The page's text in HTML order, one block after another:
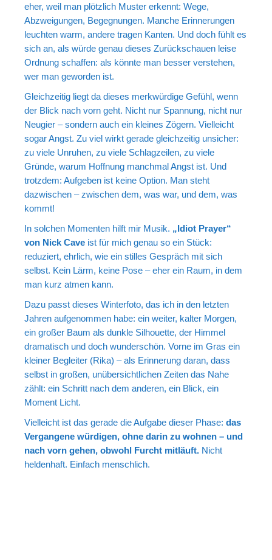
eher, weil man plötzlich Muster erkennt: Wege,
Abzweigungen, Begegnungen. Manche Erinnerungen
leuchten warm, andere tragen Kanten. Und doch fühlt es
sich an, als würde genau dieses Zurückschauen leise
Ordnung schaffen: als könnte man besser verstehen,
wer man geworden ist.
Gleichzeitig liegt da dieses merkwürdige Gefühl, wenn
der Blick nach vorn geht. Nicht nur Spannung, nicht nur
Neugier – sondern auch ein kleines Zögern. Vielleicht
sogar Angst. Zu viel wirkt gerade gleichzeitig unsicher:
zu viele Unruhen, zu viele Schlagzeilen, zu viele
Gründe, warum Hoffnung manchmal Angst ist. Und
trotzdem: Aufgeben ist keine Option. Man steht
dazwischen – zwischen dem, was war, und dem, was
kommt!
In solchen Momenten hilft mir Musik. „Idiot Prayer“
von Nick Cave ist für mich genau so ein Stück:
reduziert, ehrlich, wie ein stilles Gespräch mit sich
selbst. Kein Lärm, keine Pose – eher ein Raum, in dem
man kurz atmen kann.
Dazu passt dieses Winterfoto, das ich in den letzten
Jahren aufgenommen habe: ein weiter, kalter Morgen,
ein großer Baum als dunkle Silhouette, der Himmel
dramatisch und doch wunderschön. Vorne im Gras ein
kleiner Begleiter (Rika) – als Erinnerung daran, dass
selbst in großen, unübersichtlichen Zeiten das Nahe
zählt: ein Schritt nach dem anderen, ein Blick, ein
Moment Licht.
Vielleicht ist das gerade die Aufgabe dieser Phase: das
Vergangene würdigen, ohne darin zu wohnen – und
nach vorn gehen, obwohl Furcht mitläuft. Nicht
heldenhaft. Einfach menschlich.